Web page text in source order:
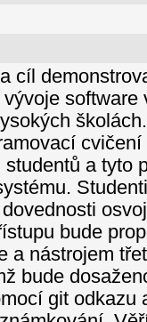
cíl
software
a tyto
bude
a nástrojem
bude
git odkazu